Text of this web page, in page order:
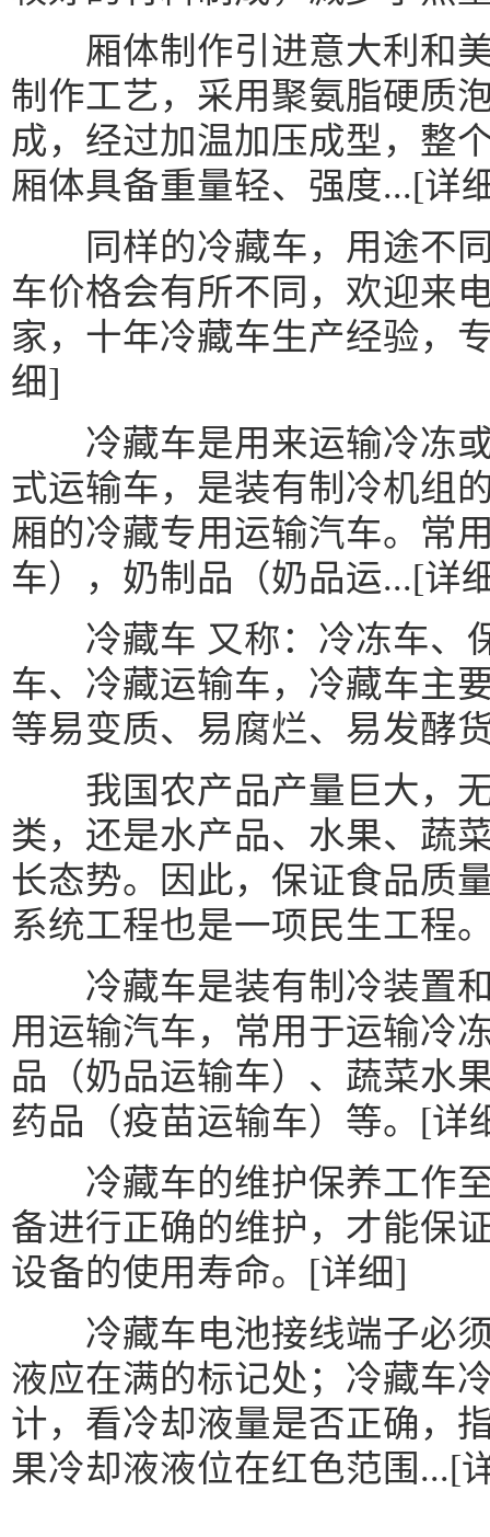
厢体制作引进意大利和美
制作工艺，采用聚氨脂硬质
成，经过加温加压成型，整
厢体具备重量轻、强度...[详
同样的冷藏车，用途不同
车价格会有所不同，欢迎来
家，十年冷藏车生产经验，
细]
冷藏车是用来运输冷冻或
式运输车，是装有制冷机组
厢的冷藏专用运输汽车。常
车），奶制品（奶品运...[详
冷藏车 又称：冷冻车、
车、冷藏运输车，冷藏车主
等易变质、易腐烂、易发酵
我国农产品产量巨大，无
类，还是水产品、水果、蔬
长态势。因此，保证食品质
系统工程也是一项民生工程
冷藏车是装有制冷装置和
用运输汽车，常用于运输冷
品（奶品运输车）、蔬菜水
药品（疫苗运输车）等。[详
冷藏车的维护保养工作至
备进行正确的维护，才能保
设备的使用寿命。[详细]
冷藏车电池接线端子必须
液应在满的标记处；冷藏车
计，看冷却液量是否正确，
果冷却液液位在红色范围...[